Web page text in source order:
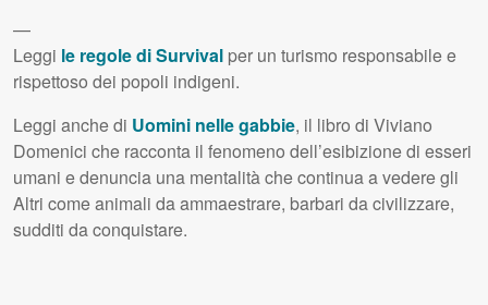
—
Leggi le regole di Survival per un turismo responsabile e
rispettoso dei popoli indigeni.
Leggi anche di Uomini nelle gabbie, il libro di Viviano
Domenici che racconta il fenomeno dell’esibizione di esseri
umani e denuncia una mentalità che continua a vedere gli
Altri come animali da ammaestrare, barbari da civilizzare,
sudditi da conquistare.